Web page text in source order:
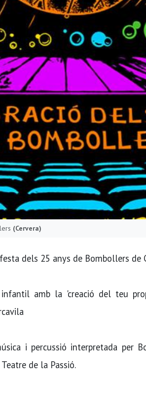
(Cervera)
dels 25 anys de Bombollers de
amb la 'creació del teu
i percussió interpretada per
de la Passió.